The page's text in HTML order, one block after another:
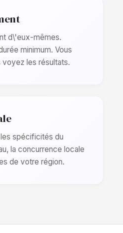
d\'eux-mêmes.
minimum. Vous
les résultats.
spécificités du
la concurrence locale
de votre région.